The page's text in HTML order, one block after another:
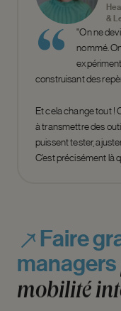
&
"On ne
nommé.
construisant des
Et cela change tout !
à transmettre des
puissent tester,
C’est précisément là
Faire
managers
mobilité